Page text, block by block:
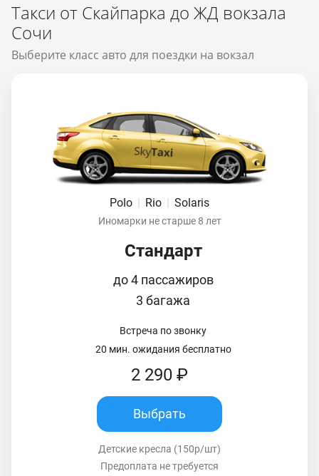
Такси от Скайпарка до ЖД вокзала
Сочи
Выберите класс авто для поездки на вокзал
Polo | Rio | Solaris
Иномарки не старше 8 лет
Стандарт
до 4 пассажиров
3 багажа
Встреча по звонку
20 мин. ожидания бесплатно
2 290 ₽
Выбрать
Детские кресла (150р/шт)
Предоплата не требуется